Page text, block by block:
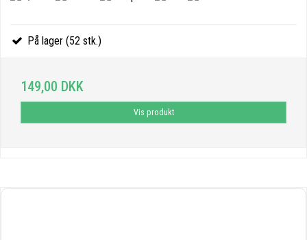
På lager (52 stk.)
149,00 DKK
Vis produkt